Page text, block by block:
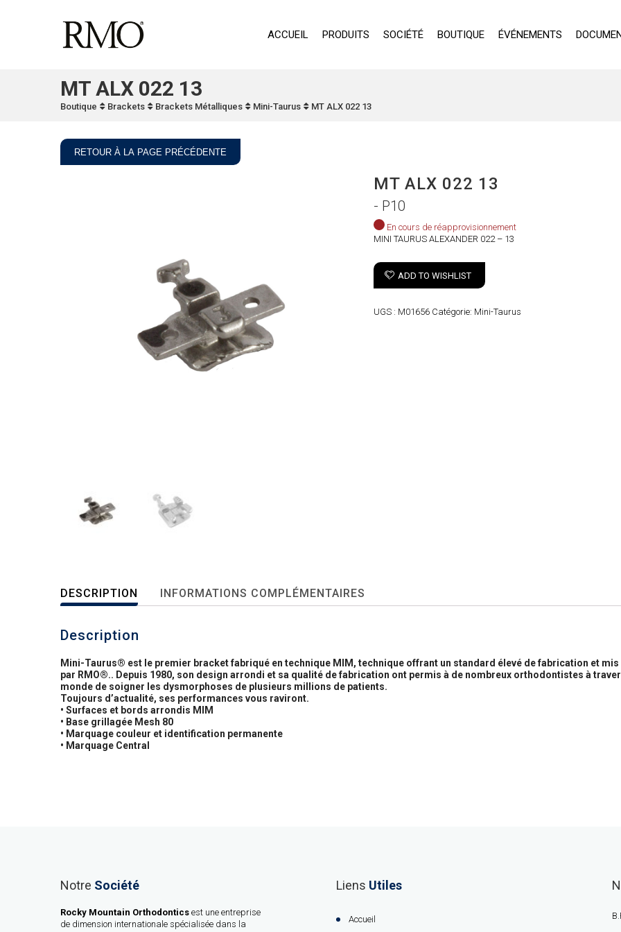
ACCUEIL PRODUITS SOCIÉTÉ BOUTIQUE ÉVÉNEMENTS
MT ALX 022 13
Boutique Brackets Brackets Métalliques Mini-Taurus MT ALX 022 13
RETOUR À LA PAGE PRÉCÉDENTE
MT ALX 022 13
- P10
En cours de réapprovisionnement
MINI TAURUS ALEXANDER 022 – 13
ADD TO WISHLIST
UGS : M01656 Catégorie: Mini-Taurus
DESCRIPTION INFORMATIONS COMPLÉMENTAIRES
Description
Mini-Taurus® est le premier bracket fabriqué en technique MIM, technique offrant un standard élevé de fabrication et mis
par RMO®.. Depuis 1980, son design arrondi et sa qualité de fabrication ont permis à de nombreux orthodontistes à
monde de soigner les dysmorphoses de plusieurs millions de patients.
Toujours d’actualité, ses performances vous raviront.
• Surfaces et bords arrondis MIM
• Base grillagée Mesh 80
• Marquage couleur et identification permanente
• Marquage Central
Notre Société
Rocky Mountain Orthodontics est une entreprise
de dimension internationale spécialisée dans la
Liens Utiles
Accueil